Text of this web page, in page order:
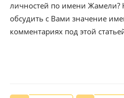
личностей по имени Жамели?
обсудить с Вами значение
комментариях под этой